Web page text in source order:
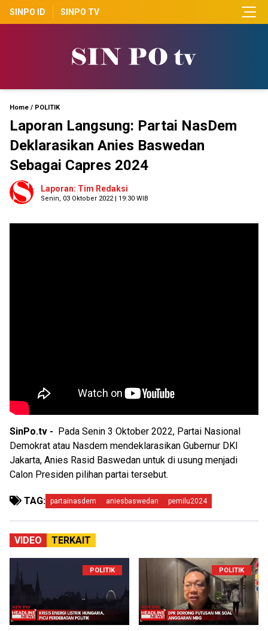
SINPO ID SINPO TV
Home / POLITIK
Laporan Langsung: Partai NasDem
Deklarasikan Anies Baswedan
Sebagai Capres 2024
Laporan: Tim Redaksi
Senin, 03 Oktober 2022 | 19:30 WIB
SinPo.tv -
Pada Senin 3 Oktober 2022, Partai Nasional
Demokrat atau Nasdem mendeklarasikan Gubernur DKI
Jakarta, Anies Rasid Baswedan untuk di usung menjadi
Calon Presiden pilihan partai tersebut.
TAG: partainasdem aniesbaswedan pemilu2024
VIDEO TERKAIT
POLITIK POLITIK